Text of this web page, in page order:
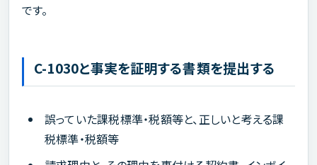
です。
C-1030と事実を証明する書類を提出する
誤っていた課税標準・税額等と、正しいと考える課
税標準・税額等